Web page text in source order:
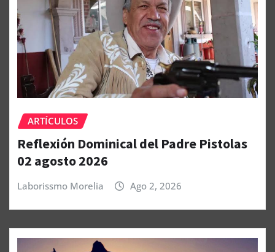
ARTÍCULOS
Reflexión Dominical del Padre Pistolas
02 agosto 2026
Laborissmo Morelia Ago 2, 2026